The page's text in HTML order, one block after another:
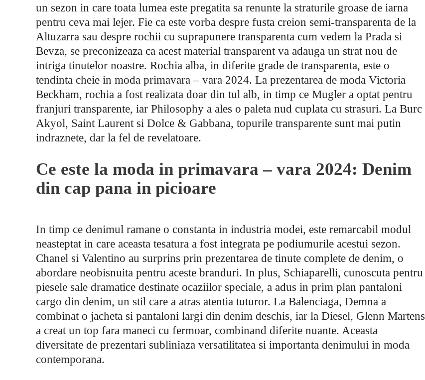
un sezon in care toata lumea este pregatita sa renunte la straturile groase de iarna
pentru ceva mai lejer. Fie ca este vorba despre fusta creion semi-transparenta de la
Altuzarra sau despre rochii cu suprapunere transparenta cum vedem la Prada si
Bevza, se preconizeaza ca acest material transparent va adauga un strat nou de
intriga tinutelor noastre. Rochia alba, in diferite grade de transparenta, este o
tendinta cheie in moda primavara – vara 2024. La prezentarea de moda Victoria
Beckham, rochia a fost realizata doar din tul alb, in timp ce Mugler a optat pentru
franjuri transparente, iar Philosophy a ales o paleta nud cuplata cu strasuri. La Burc
Akyol, Saint Laurent si Dolce & Gabbana, topurile transparente sunt mai putin
indraznete, dar la fel de revelatoare.
Ce este la moda in primavara – vara 2024: Denim
din cap pana in picioare
In timp ce denimul ramane o constanta in industria modei, este remarcabil modul
neasteptat in care aceasta tesatura a fost integrata pe podiumurile acestui sezon.
Chanel si Valentino au surprins prin prezentarea de tinute complete de denim, o
abordare neobisnuita pentru aceste branduri. In plus, Schiaparelli, cunoscuta pentru
piesele sale dramatice destinate ocaziilor speciale, a adus in prim plan pantaloni
cargo din denim, un stil care a atras atentia tuturor. La Balenciaga, Demna a
combinat o jacheta si pantaloni largi din denim deschis, iar la Diesel, Glenn Martens
a creat un top fara maneci cu fermoar, combinand diferite nuante. Aceasta
diversitate de prezentari subliniaza versatilitatea si importanta denimului in moda
contemporana.